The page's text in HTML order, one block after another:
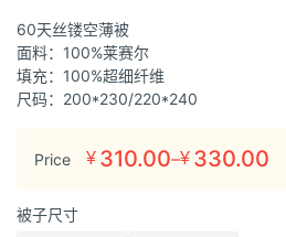
60天丝镂空薄被
面料：100%莱赛尔
填充：100%超细纤维
尺码：200*230/220*240
Price ¥ 310.00–¥ 330.00
价
范
被子尺寸